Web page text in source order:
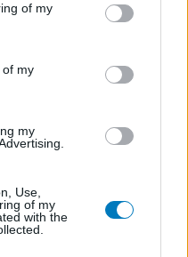
of my
of my
my
Use,
of my
with the
begonnen met
te verhelpen. Ik ben nu
het begin was ik erg
maar na een maand
verschil in mijn
van bijwerkingen. De
goed result
[lees